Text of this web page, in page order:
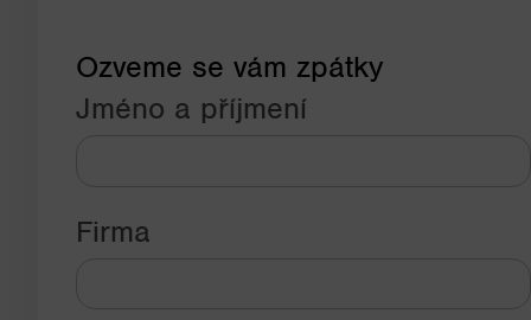
Ozveme se vám zpátky
Jméno a příjmení
Firma